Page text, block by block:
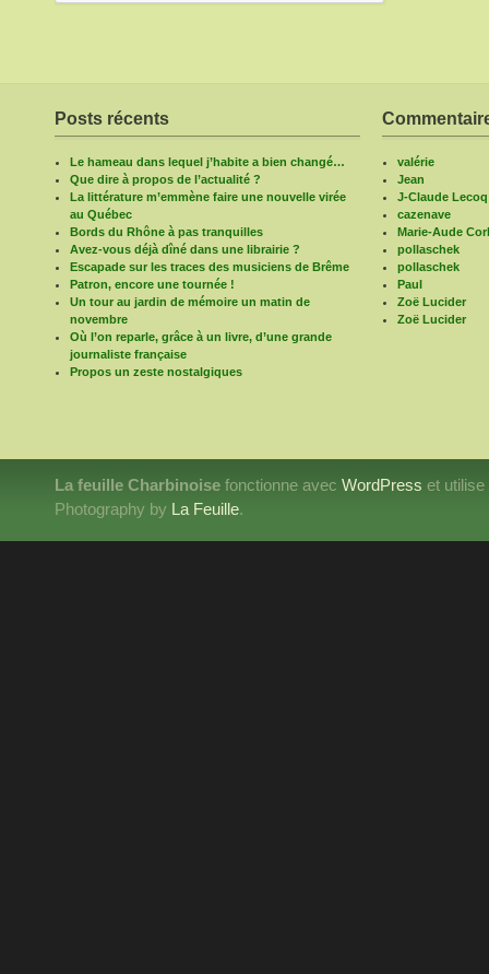
Posts récents
Le hameau dans lequel j’habite a bien changé…
Que dire à propos de l’actualité ?
La littérature m’emmène faire une nouvelle virée
au Québec
Bords du Rhône à pas tranquilles
Avez-vous déjà dîné dans une librairie ?
Escapade sur les traces des musiciens de Brême
Patron, encore une tournée !
Un tour au jardin de mémoire un matin de
novembre
Où l’on reparle, grâce à un livre, d’une grande
journaliste française
Propos un zeste nostalgiques
valérie
Jean
J-Claude Lecoq
cazenave
Marie-Aude
pollaschek
pollaschek
Paul
Zoë Lucider
Zoë Lucider
La feuille Charbinoise fonctionne avec WordPress et
Photography by La Feuille.